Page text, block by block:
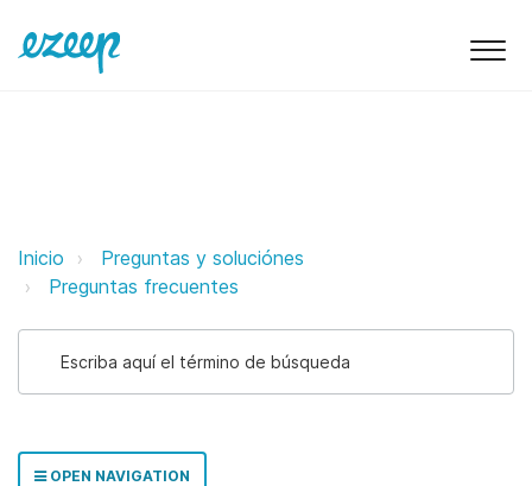
¿Qué idiomas soporta ezeep?
Inicio
Preguntas y soluciónes
Preguntas frecuentes
OPEN NAVIGATION